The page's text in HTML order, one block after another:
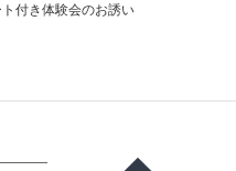
ト付き体験会のお誘い